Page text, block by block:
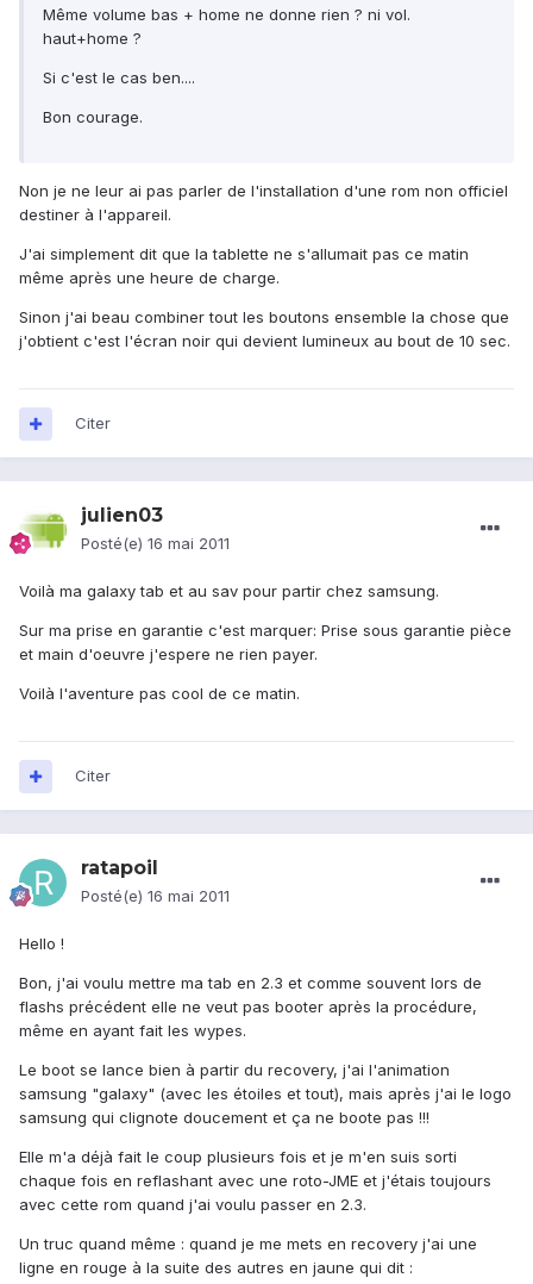
Même volume bas + home ne donne rien ? ni vol.
haut+home ?
Si c'est le cas ben....
Bon courage.
Non je ne leur ai pas parler de l'installation d'une rom non officiel
destiner à l'appareil.
J'ai simplement dit que la tablette ne s'allumait pas ce matin
même après une heure de charge.
Sinon j'ai beau combiner tout les boutons ensemble la chose que
j'obtient c'est l'écran noir qui devient lumineux au bout de 10 sec.
Citer
julien03
Posté(e) 16 mai 2011
Voilà ma galaxy tab et au sav pour partir chez samsung.
Sur ma prise en garantie c'est marquer: Prise sous garantie pièce
et main d'oeuvre j'espere ne rien payer.
Voilà l'aventure pas cool de ce matin.
Citer
ratapoil
Posté(e) 16 mai 2011
Hello !
Bon, j'ai voulu mettre ma tab en 2.3 et comme souvent lors de
flashs précédent elle ne veut pas booter après la procédure,
même en ayant fait les wypes.
Le boot se lance bien à partir du recovery, j'ai l'animation
samsung "galaxy" (avec les étoiles et tout), mais après j'ai le logo
samsung qui clignote doucement et ça ne boote pas !!!
Elle m'a déjà fait le coup plusieurs fois et je m'en suis sorti
chaque fois en reflashant avec une roto-JME et j'étais toujours
avec cette rom quand j'ai voulu passer en 2.3.
Un truc quand même : quand je me mets en recovery j'ai une
ligne en rouge à la suite des autres en jaune qui dit :